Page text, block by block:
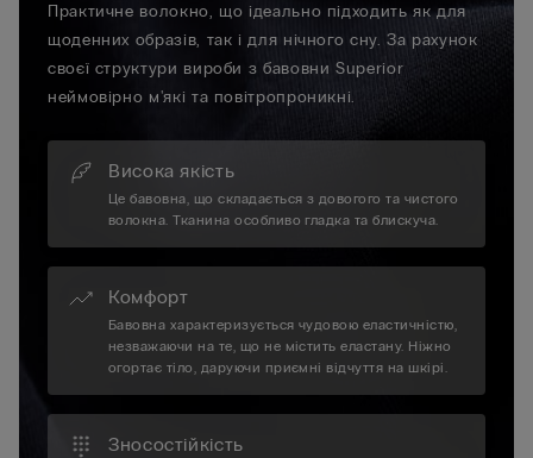
Практичне волокно, що ідеально підходить як для
щоденних образів, так і для нічного сну. За рахунок
своєї структури вироби з бавовни Superior
неймовірно м'які та повітропроникні.
Висока якість
Це бавовна, що складається з довогого та чистого
волокна. Тканина особливо гладка та блискуча.
Комфорт
Бавовна характеризується чудовою еластичністю,
незважаючи на те, що не містить еластану. Ніжно
огортає тіло, даруючи приємні відчуття на шкірі.
Зносостійкість